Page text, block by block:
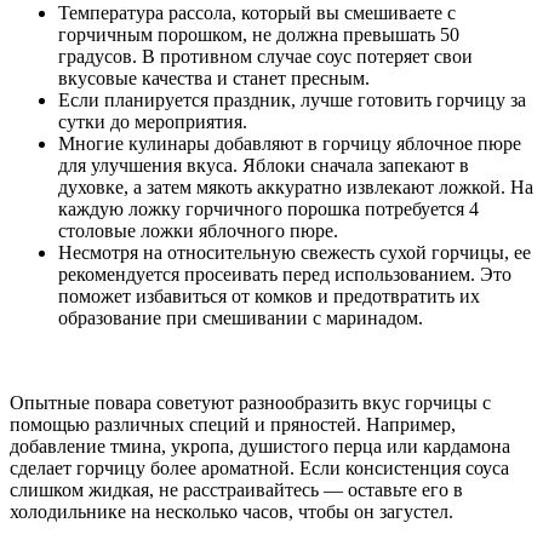
Температура рассола, который вы смешиваете с
горчичным порошком, не должна превышать 50
градусов. В противном случае соус потеряет свои
вкусовые качества и станет пресным.
Если планируется праздник, лучше готовить горчицу за
сутки до мероприятия.
Многие кулинары добавляют в горчицу яблочное пюре
для улучшения вкуса. Яблоки сначала запекают в
духовке, а затем мякоть аккуратно извлекают ложкой. На
каждую ложку горчичного порошка потребуется 4
столовые ложки яблочного пюре.
Несмотря на относительную свежесть сухой горчицы, ее
рекомендуется просеивать перед использованием. Это
поможет избавиться от комков и предотвратить их
образование при смешивании с маринадом.
Опытные повара советуют разнообразить вкус горчицы с
помощью различных специй и пряностей. Например,
добавление тмина, укропа, душистого перца или кардамона
сделает горчицу более ароматной. Если консистенция соуса
слишком жидкая, не расстраивайтесь — оставьте его в
холодильнике на несколько часов, чтобы он загустел.